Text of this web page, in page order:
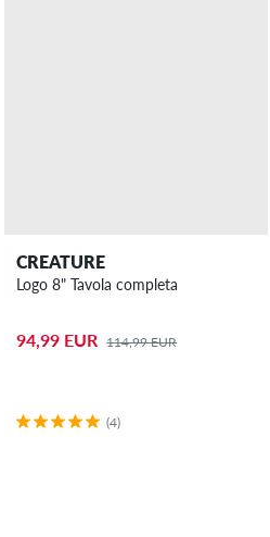
CREATURE
Logo 8" Tavola completa
94,99 EUR 114,99 EUR
(4)